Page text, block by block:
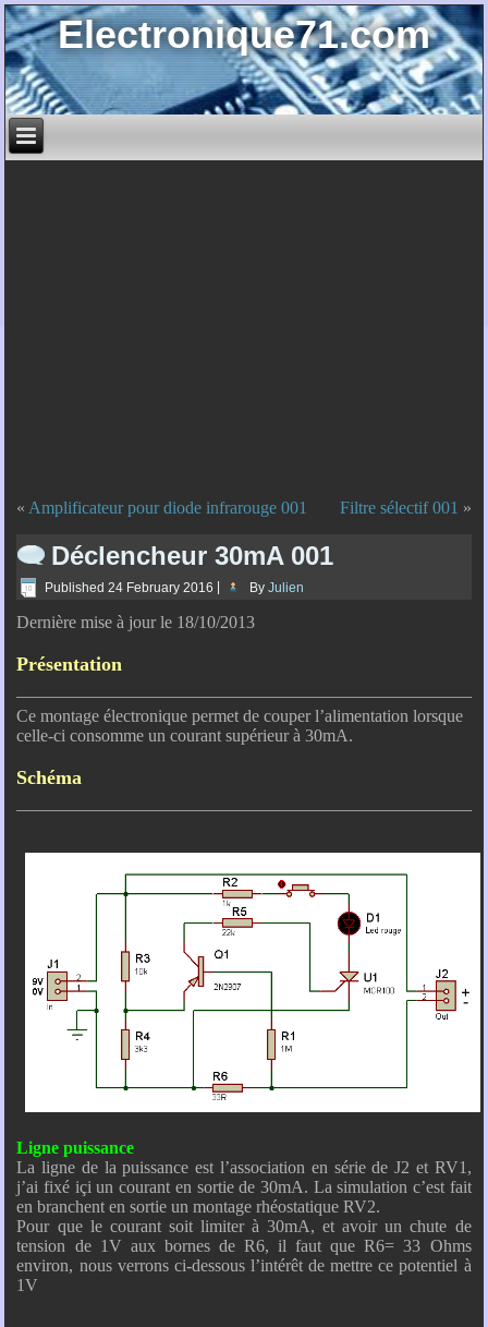
Electronique71.com
«Amplificateur pour diode infrarouge 001 Filtre sélectif 001 »
Déclencheur 30mA 001
Published 24 February 2016 By Julien
Dernière mise à jour le 18/10/2013
Présentation
Ce montage électronique permet de couper l’alimentation lorsque
celle-ci consomme un courant supérieur à 30mA.
Schéma
Ligne puissance
La ligne de la puissance est l’association en série de J2 et RV1,
j’ai fixé içi un courant en sortie de 30mA. La simulation c’est fait
en branchent en sortie un montage rhéostatique RV2.
Pour que le courant soit limiter à 30mA, et avoir un chute de
tension de 1V aux bornes de R6, il faut que R6= 33 Ohms
environ, nous verrons ci-dessous l’intérêt de mettre ce potentiel à
1V